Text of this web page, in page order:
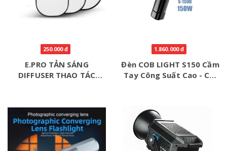
250.000 đ
E.PRO TẢN SÁNG
DIFFUSER THAO TÁC
1.860.000 đ
Đèn COB LIGHT S150 Cầm
Tay Công Suất Cao - CRI